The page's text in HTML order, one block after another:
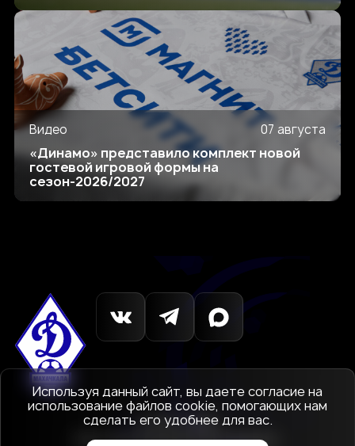
Видео 07 августа
«Динамо» представило комплект новой
гостевой игровой формы на
сезон-2026/2027
© 1927-2026
АНО «Футбольный клуб Динамо»
Используя данный сайт, вы даете согласие на
использование файлов cookie, помогающих нам
сделать его удобнее для вас.